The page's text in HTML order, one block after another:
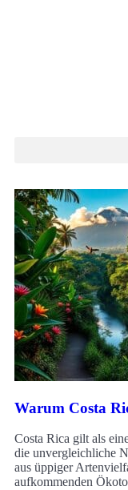
Warum Costa
Costa Rica gilt als
die unvergleichliche
aus üppiger
aufkommenden